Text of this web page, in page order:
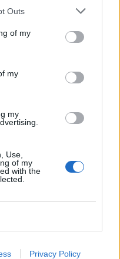
Outs
of my
my
my
Use,
of my
with the
Privacy Policy
λογαριασμό.
(MFA): Προσθέτει
όπου είναι
το λειτουργικό
τα εργαλεία
λύση
ολοκληρωμένη
spam, να
και να
ενημερωμένοι